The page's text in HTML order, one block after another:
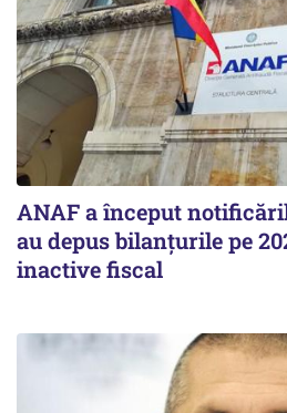
ANAF a început
au depus bilanțurile pe
inactive fiscal